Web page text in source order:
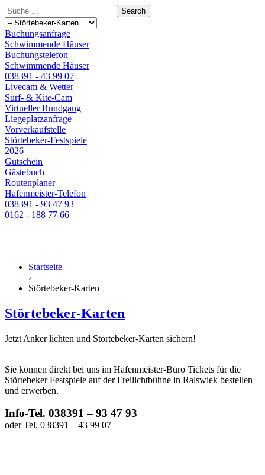
Buchungsanfrage
Schwimmende Häuser
Buchungstelefon
Schwimmende Häuser
038391 - 43 99 07
Livecam & Wetter
Surf- & Kite-Cam
Virtueller Rundgang
Liegeplatzanfrage
Vorverkaufstelle
Störtebeker-Festspiele
2026
Gutschein
Gästebuch
Routenplaner
Hafenmeister-Telefon
038391 - 93 47 93
0162 - 188 77 66
Startseite
›
Störtebeker-Karten
Störtebeker-Karten
Jetzt Anker lichten und Störtebeker-Karten sichern!
Sie können direkt bei uns im Hafenmeister-Büro Tickets für die
Störtebeker Festspiele auf der Freilichtbühne in Ralswiek bestellen
und erwerben.
Info-Tel. 038391 – 93 47 93
oder Tel. 038391 – 43 99 07